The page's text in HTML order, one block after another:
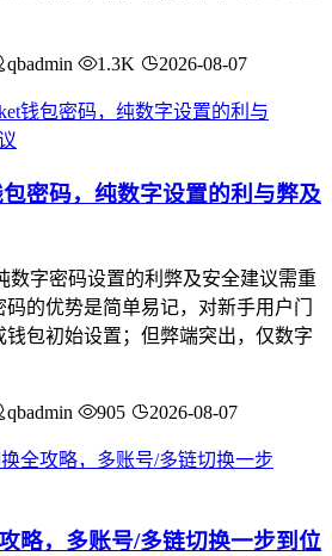
qbadmin 1.3K 2026-08-07
密码，纯数字设置的利与弊及
数字密码设置的利弊及安全建议需重
的优势是简单易记，对新手用户门
钱包初始设置；但弊端突出，仅数字
qbadmin 905 2026-08-07
略，多账号/多链切换一步到位